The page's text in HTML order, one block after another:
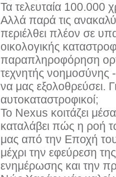
Τα τελευταία 100.000
Αλλά παρά τις
περιέλθει πλέον σε
οικολογικής
παραπληροφόρηση
τεχνητής νοημοσύνης
να μας εξολοθρεύσει.
αυτοκαταστροφικοί;
Το Nexus κοιτάζει
καταλάβει πώς η ροή
μας από την Εποχή
μέχρι την εφεύρεση
ενημέρωσης και την